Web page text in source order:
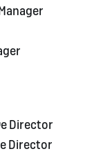
Director
Director